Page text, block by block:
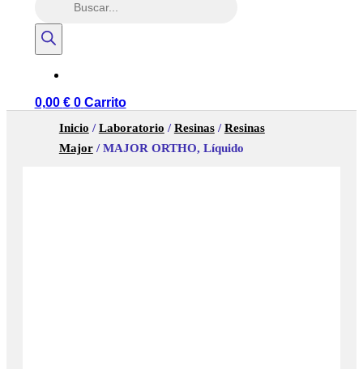
0,00 € 0 Carrito
Inicio /Laboratorio /Resinas/Resinas
Major/ MAJOR ORTHO, Líquido